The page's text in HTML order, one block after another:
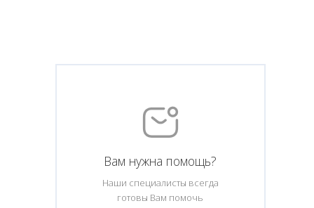
Вам нужна помощь?
Наши специалисты всегда
готовы Вам помочь